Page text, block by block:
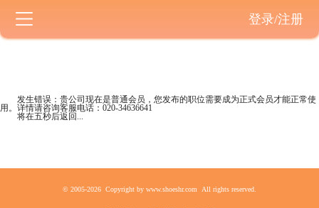
登录/注册
发生错误：贵公司现在是普通会员 ，您发布的职位需要成为正式会员才能正常使
用。详情请咨询客服电话： 020-34636641
将在五秒后返回...
© 2005-2026 Copyright by www.shoeshr.com All rights reserved.